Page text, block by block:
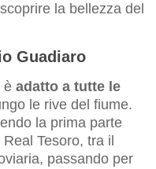
la bellezza del
Guadiaro
è adatto a tutte le
le rive del fiume.
la prima parte
Tesoro, tra il
passando per